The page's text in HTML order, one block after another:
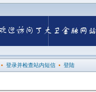
• 登录并检查站内短信 • 登陆